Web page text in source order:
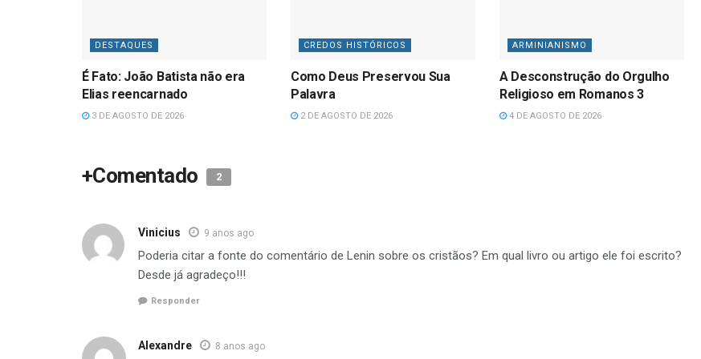
DESTAQUES
É Fato: João Batista não era
Elias reencarnado
3 DE AGOSTO DE 2026
CREDOS HISTÓRICOS
Como Deus Preservou Sua
Palavra
2 DE AGOSTO DE 2026
ARMINIANISMO
A Desconstrução do Orgulho
Religioso em Romanos 3
4 DE AGOSTO DE 2026
+Comentado 2
Vinicius 9 anos ago
Poderia citar a fonte do comentário de Lenin sobre os cristãos? Em qual livro ou artigo ele foi escrito?
Desde já agradeço!!!
Responder
Alexandre 8 anos ago